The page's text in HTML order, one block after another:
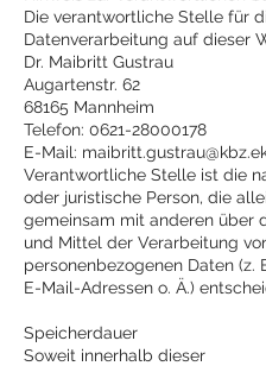
Die verantwortliche Stelle für
Datenverarbeitung auf dieser
Dr. Maibritt Gustrau
Augartenstr. 62
68165 Mannheim
Telefon: 0621-28000178
E-Mail:
Verantwortliche Stelle ist die
oder juristische Person, die
gemeinsam mit anderen über
und Mittel der Verarbeitung
personenbezogenen Daten (z.
E-Mail-Adressen o. Ä.)
Speicherdauer
Soweit innerhalb dieser